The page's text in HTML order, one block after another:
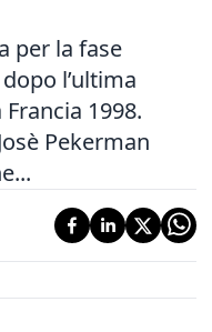
per la fase
l’ultima
1998.
Pekerman